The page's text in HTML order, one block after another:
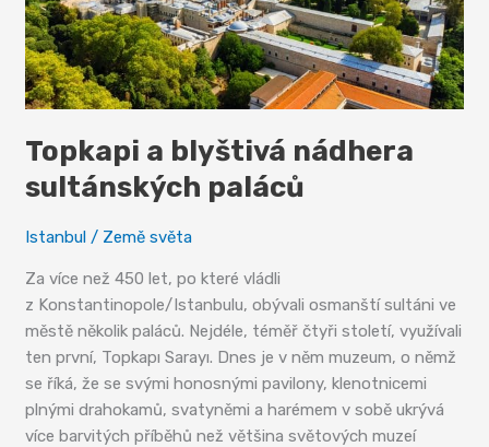
Topkapi a blyštivá nádhera
sultánských paláců
Istanbul / Země světa
Za více než 450 let, po které vládli
z Konstantinopole/Istanbulu, obývali osmanští sultáni ve
městě několik paláců. Nejdéle, téměř čtyři století, využívali
ten první, Topkapı Sarayı. Dnes je v něm muzeum, o němž
se říká, že se svými honosnými pavilony, klenotnicemi
plnými drahokamů, svatyněmi a harémem v sobě ukrývá
více barvitých příběhů než většina světových muzeí